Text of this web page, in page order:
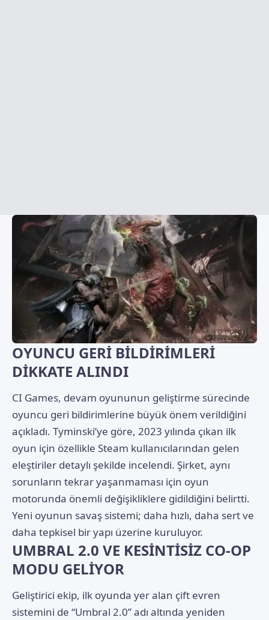
OYUNCU GERİ BİLDİRİMLERİ
DİKKATE ALINDI
CI Games, devam oyununun geliştirme sürecinde
oyuncu geri bildirimlerine büyük önem verildiğini
açıkladı. Tyminski’ye göre, 2023 yılında çıkan ilk
oyun için özellikle Steam kullanıcılarından gelen
eleştiriler detaylı şekilde incelendi. Şirket, aynı
sorunların tekrar yaşanmaması için oyun
motorunda önemli değişikliklere gidildiğini belirtti.
Yeni oyunun savaş sistemi; daha hızlı, daha sert ve
daha tepkisel bir yapı üzerine kuruluyor.
UMBRAL 2.0 VE KESİNTİSİZ CO-OP
MODU GELİYOR
Geliştirici ekip, ilk oyunda yer alan çift evren
sistemini de “Umbral 2.0” adı altında yeniden